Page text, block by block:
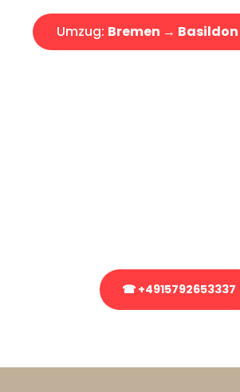
Umzug: Bremen → Basildon
☎ +4915792653337